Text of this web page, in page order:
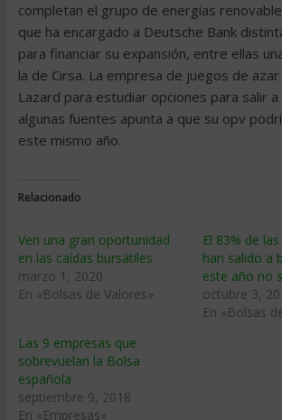
completan el grupo de energías
que ha encargado a Deutsche Bank
para financiar su expansión, entre ellas
la de Cirsa. La empresa de juegos de
Lazard para estudiar opciones para salir a
algunas fuentes apunta a que su opv
este mismo año.
Relacionado
Ven una gran oportunidad
en las caídas bursátiles
marzo 1, 2020
En «Bolsas de Valores»
El 83% de
han salido a
este año no
octubre 3,
En «Bolsas
Las 9 empresas que
sobrevuelan la Bolsa
española
septiembre 9, 2018
En «Empresas»